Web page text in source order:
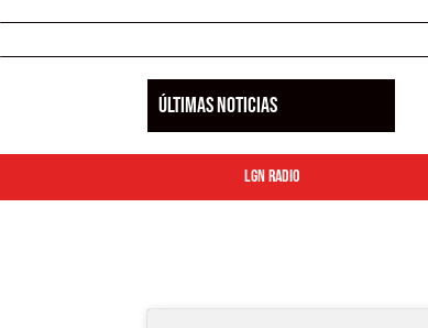
ÚLTIMAS NOTICIAS
Las Fiestas de Butarque 2026 arrancan este viernes:
LGN Radio